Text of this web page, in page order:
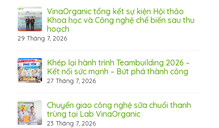
VinaOrganic tổng kết sự kiện Hội thảo
Khoa học và Công nghệ chế biến sau thu
hoạch
29 Tháng 7, 2026
Khép lại hành trình Teambuilding 2026 –
Kết nối sức mạnh – Bứt phá thành công
27 Tháng 7, 2026
Chuyển giao công nghệ sữa chuối thanh
trùng tại Lab VinaOrganic
23 Tháng 7, 2026